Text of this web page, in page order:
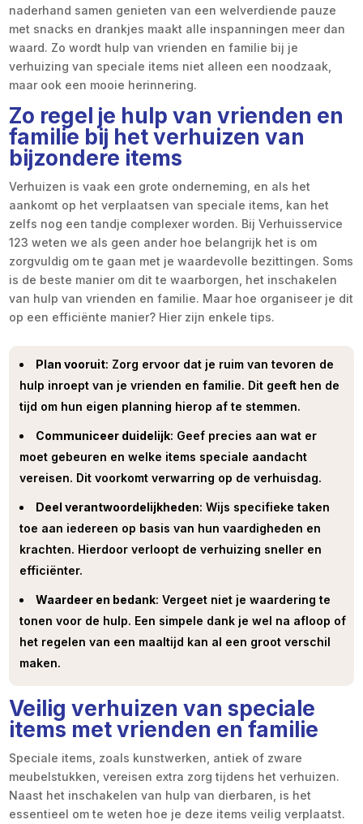
naderhand samen genieten van een welverdiende pauze
met snacks en drankjes maakt alle inspanningen meer dan
waard. Zo wordt hulp van vrienden en familie bij je
verhuizing van speciale items niet alleen een noodzaak,
maar ook een mooie herinnering.
Zo regel je hulp van vrienden en
familie bij het verhuizen van
bijzondere items
Verhuizen is vaak een grote onderneming, en als het
aankomt op het verplaatsen van speciale items, kan het
zelfs nog een tandje complexer worden. Bij Verhuisservice
123 weten we als geen ander hoe belangrijk het is om
zorgvuldig om te gaan met je waardevolle bezittingen. Soms
is de beste manier om dit te waarborgen, het inschakelen
van hulp van vrienden en familie. Maar hoe organiseer je dit
op een efficiënte manier? Hier zijn enkele tips.
Plan vooruit: Zorg ervoor dat je ruim van tevoren de
hulp inroept van je vrienden en familie. Dit geeft hen de
tijd om hun eigen planning hierop af te stemmen.
Communiceer duidelijk: Geef precies aan wat er
moet gebeuren en welke items speciale aandacht
vereisen. Dit voorkomt verwarring op de verhuisdag.
Deel verantwoordelijkheden: Wijs specifieke taken
toe aan iedereen op basis van hun vaardigheden en
krachten. Hierdoor verloopt de verhuizing sneller en
efficiënter.
Waardeer en bedank: Vergeet niet je waardering te
tonen voor de hulp. Een simpele dank je wel na afloop of
het regelen van een maaltijd kan al een groot verschil
maken.
Veilig verhuizen van speciale
items met vrienden en familie
Speciale items, zoals kunstwerken, antiek of zware
meubelstukken, vereisen extra zorg tijdens het verhuizen.
Naast het inschakelen van hulp van dierbaren, is het
essentieel om te weten hoe je deze items veilig verplaatst.